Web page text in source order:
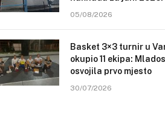
05/08/2026
Basket 3×3 turnir u
okupio 11 ekipa:
osvojila prvo mjesto
30/07/2026